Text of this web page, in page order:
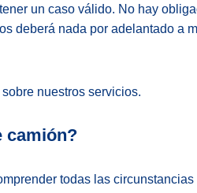
un caso válido. No hay
deberá nada por adelantado a
nuestros servicios.
camión?
todas las